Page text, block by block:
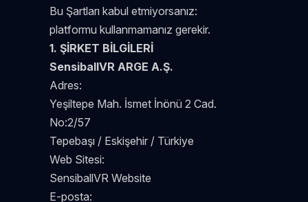
Bu Şartları kabul etmiyorsanız:
platformu kullanmamanız gerekir.
1. ŞİRKET BİLGİLERİ
SensiballVR ARGE A.Ş.
Adres:
Yeşiltepe Mah. İsmet İnönü 2 Cad.
No:2/57
Tepebaşı / Eskişehir / Türkiye
Web Sitesi:
SensiballVR Website
E-posta: